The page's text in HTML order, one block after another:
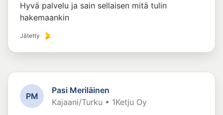
Hyvä palvelu ja sain sellaisen mitä tulin
hakemaankin
Jätetty
PM
Pasi Meriläinen
Kajaani/Turku • 1Ketju Oy